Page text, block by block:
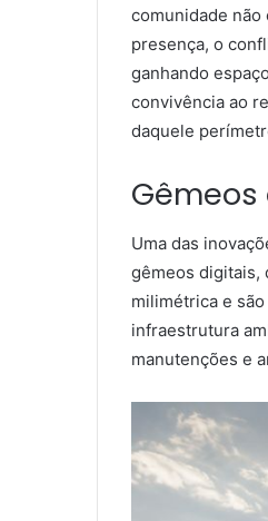
comunidade
presença, o
ganhando
convivência ao
daquele
Uma das
gêmeos digitais,
milimétrica e
infraestrutura
manutenções e